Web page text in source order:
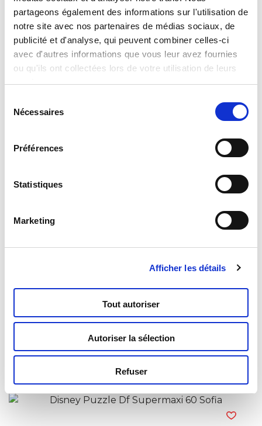
partageons également des informations sur l'utilisation de
notre site avec nos partenaires de médias sociaux, de
publicité et d'analyse, qui peuvent combiner celles-ci
avec d'autres informations que vous leur avez fournies
ou qu'ils ont collectées lors de votre utilisation de leurs
services.
Nécessaires
Préférences
Statistiques
Marketing
Afficher les détails
Tout autoriser
Autoriser la sélection
Refuser
Disney Puzzle Df Supermaxi 60 Nemo
Read more
Disney Puzzle Df Supermaxi 60 Princess
Disney Puzzle Df Supermaxi 60 Snow White